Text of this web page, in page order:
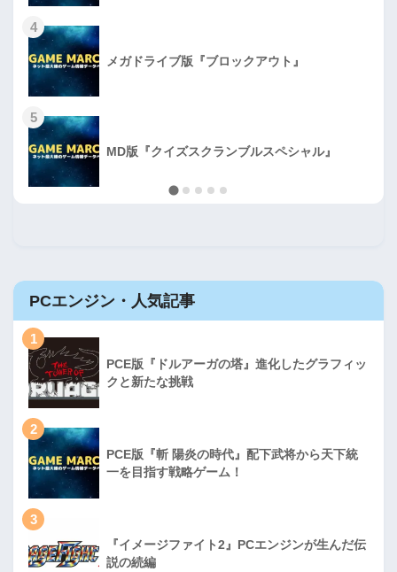
4
メガドライブ版『ブロックアウト』
5
MD版『クイズスクランブルスペシャル』
PCエンジン・人気記事
1
PCE版『ドルアーガの塔』進化したグラフィッ
クと新たな挑戦
2
PCE版『斬 陽炎の時代』配下武将から天下統
一を目指す戦略ゲーム！
3
『イメージファイト2』PCエンジンが生んだ伝
説の続編